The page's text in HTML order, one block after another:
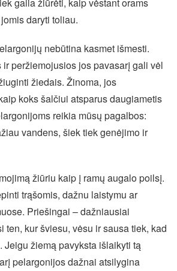
daryti toliau.
nebūtina kasmet išmesti.
peržiemojusios jos pavasarį gali vėl
žiedais. Žinoma, jos
koks šalčiui atsparus daugiametis
reikia mūsų pagalbos:
vandens, šiek tiek genėjimo ir
žiūriu kaip į ramų augalo poilsį.
trąšomis, dažnu laistymu ar
Priešingai – dažniausiai
ten, kur šviesu, vėsu ir sausa tiek, kad
Jeigu žiemą pavyksta išlaikyti tą
pelargonijos dažnai atsilygina